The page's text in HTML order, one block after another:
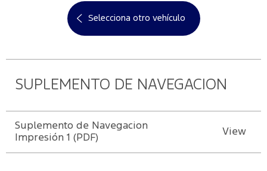
Selecciona otro vehículo
SUPLEMENTO DE NAVEGACION
Suplemento de Navegacion
Impresión 1 (PDF)
View